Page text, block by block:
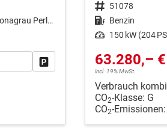
[6Y6Y] Daytonagrau Perleffekt
Fahrzeug parken
Fahrzeugnr. 51078
Kraftstoff Benzin
Leistung 150 kW (204
63.280,– €
incl. 19% MwSt.
Verbrauch
CO2-Klasse: G
CO2-Emissionen: